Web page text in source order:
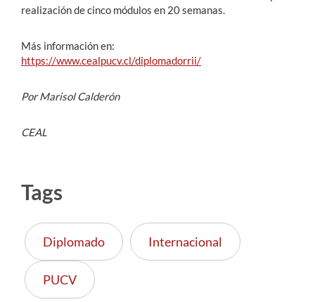
realización de cinco módulos en 20 semanas.
Más información en:
https://www.cealpucv.cl/diplomadorrii/
Por Marisol Calderón
CEAL
Tags
Diplomado Internacional
PUCV